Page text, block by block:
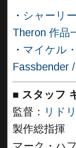
・ シャーリ
Theron 作品
・ マイケル
Fassbender
■ スタッフ
監督： リド
製作総指揮